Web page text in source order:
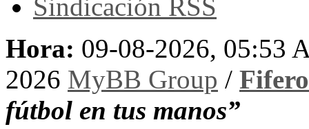
Sindicación RSS
Hora: 09-08-2026, 05:53
2026 MyBB Group /
fútbol en tus manos”